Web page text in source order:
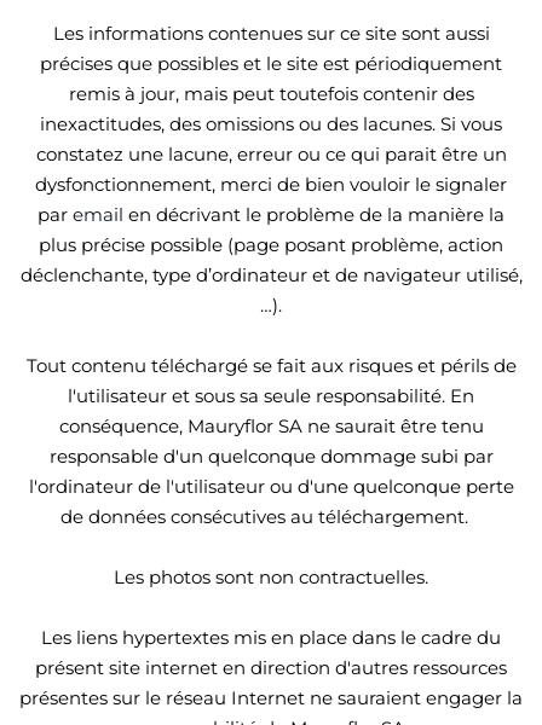
Les informations contenues sur ce site sont aussi
précises que possibles et le site est périodiquement
remis à jour, mais peut toutefois contenir des
inexactitudes, des omissions ou des lacunes. Si vous
constatez une lacune, erreur ou ce qui parait être un
dysfonctionnement, merci de bien vouloir le signaler
par email en décrivant le problème de la manière la
plus précise possible (page posant problème, action
déclenchante, type d’ordinateur et de navigateur utilisé,
…).
Tout contenu téléchargé se fait aux risques et périls de
l'utilisateur et sous sa seule responsabilité. En
conséquence, Mauryflor SA ne saurait être tenu
responsable d'un quelconque dommage subi par
l'ordinateur de l'utilisateur ou d'une quelconque perte
de données consécutives au téléchargement.
Les photos sont non contractuelles.
Les liens hypertextes mis en place dans le cadre du
présent site internet en direction d'autres ressources
présentes sur le réseau Internet ne sauraient engager la